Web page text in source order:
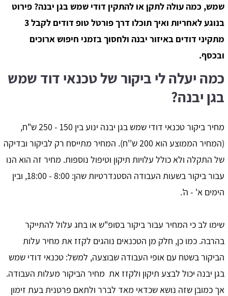
שמש, כמה עולה לתקן או להתקין דודי שמש בגן יבנה? פירוט
בנוגע לאחריות ואיך תוכלו דרך פורטל טופ דודים לקבל 3
מתקיני דודים באיזור יבנה ולחסוך בזמני חיפוש ארוכים
ובכסף.
כמה יעלה לי ביקור של טכנאי דוד שמש
בגן יבנה?
מחיר ביקור טכנאי דודי שמש בגן יבנה ינוע בין 150 - 250 ש"ח,
(המחיר הממוצע הוא 200 ש''ח). המחיר מתייסח רק לביקור ובדיקה
של התקלה ולא כולל עלויות תיקון וטיפול נוספות. מחיר זה הוא הנו
עבור ביקור בשעות העבודה הסטנדרטיות שהן: 8:00 - 18:00, ובין
הימים א' - ה'.
שימו לב כי המחיר עבור ביקור בסופ"ש או בחג עלול להתייקר
בהרבה. כמו כן, חלק מן הטכנאים נוהגים לקזז את מחיר עלות
הביקור בשטח עם אופי העבודה שבוצעה, למשל: טכנאי דודי שמש
בגן יבנה יכול לבצע תיקון ולקזז את מחיר הביקור מעלות העבודה.
אך כמובן שזה נושא שכדאי מאד לברר ולתאם פרטנית בעת זימון